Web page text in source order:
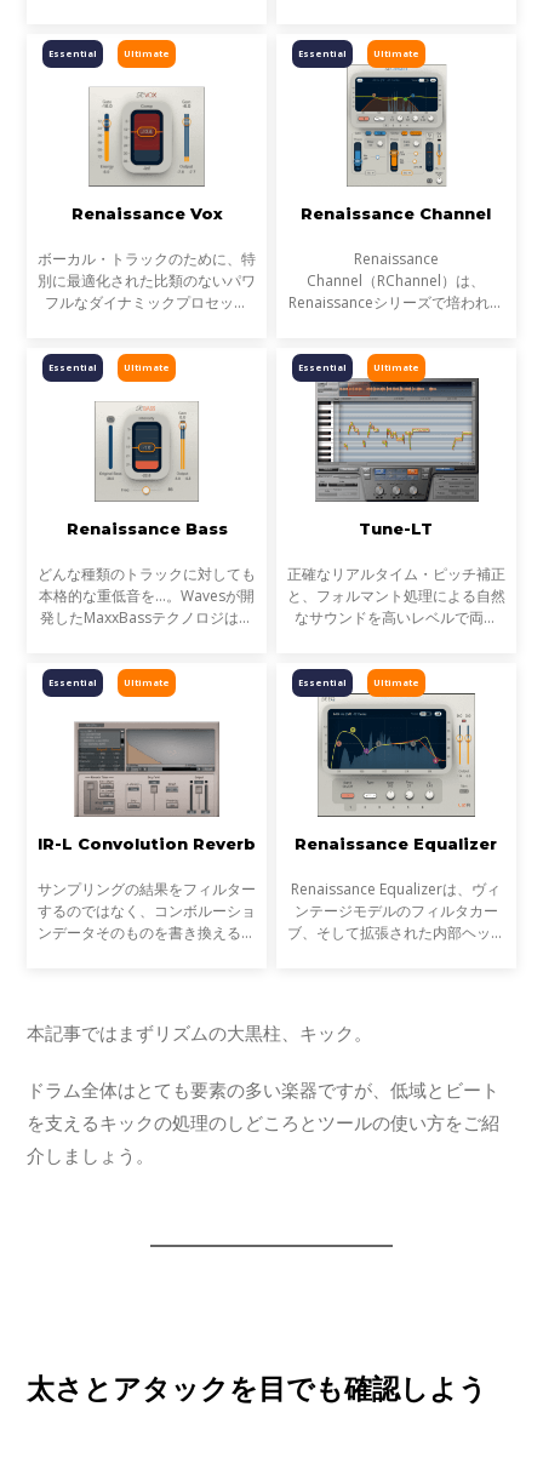
最大の特長です。Wavesの名作プ
Companderと、L
ッター機能が内蔵されていますの
で、デジタルクリップが
Ultimate
Essential
Renaissance Vox
ボーカル・トラックのために、特
別に最適化された比類のないパワ
フルなダイナミックプロセッサ
ングそしてレベルマキシマイゼー
Ultimate
Essential
Renaissance Channel
Renaissance
Channel（RChannel）は、
Renaissanceシリーズで培われた
ゲートのプロセッシングを、1つ
のインターフェイスに融合したチ
ャンネルストリッ
Ultimate
Essential
Renaissance Bass
どんな種類のトラックに対しても
本格的な重低音を…。Wavesが開
発したMaxxBassテクノロジは、
まれるベース成分を際立たせ、さ
Ultimate
Essential
Tune-LT
正確なリアルタイム・ピッチ補正
と、フォルマント処理による自然
なサウンドを高いレベルで両立
しいボーカル・テイクを完成でき
ます。ボーカル・ノー
Ultimate
Essential
IR-L Convolution Reverb
サンプリングの結果をフィルター
するのではなく、コンボルーショ
ンデータそのものを書き換えるこ
Ultimate
Essential
Renaissance Equalizer
Renaissance Equalizerは、ヴィ
ンテージモデルのフィルタカー
ブ、そして拡張された内部ヘッド
本記事ではまずリズムの大黒柱、キック。
ドラム全体はとても要素の多い楽器ですが、低域とビート
を支えるキックの処理のしどころとツールの使い方をご紹
介しましょう。
太さとアタックを目でも確認しよう